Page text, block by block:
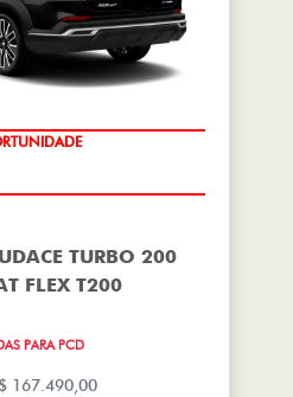
TURBO 200
FLEX T200
PARA PCD
167.490,00